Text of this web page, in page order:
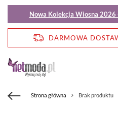
Nowa Kolekcja Wiosna 2026
DARMOWA
Strona główna Brak produktu